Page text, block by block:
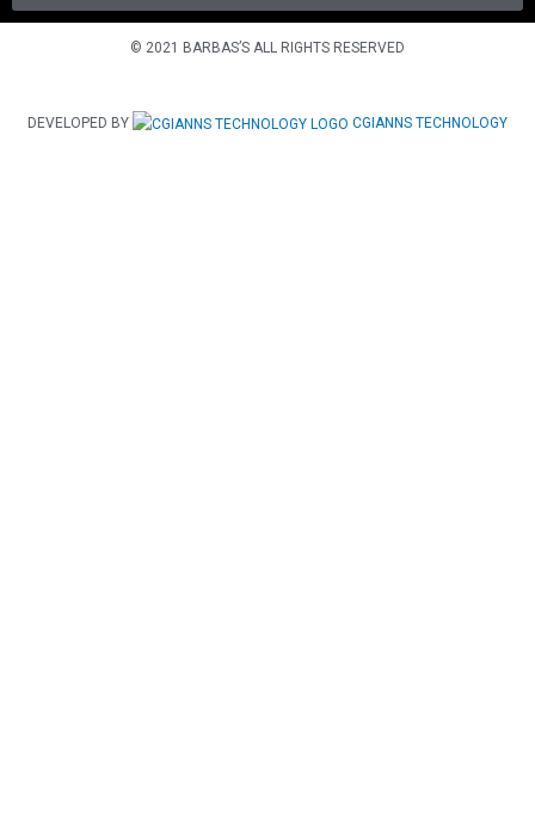
© 2021 BARBAS’S ALL RIGHTS RESERVED
DEVELOPED BY CGIANNS TECHNOLOGY